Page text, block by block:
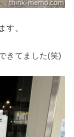
す。
きてました(笑)